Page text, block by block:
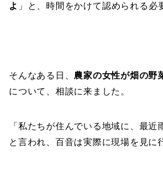
よ 」と、時間をかけて認められる必
そんなある日、 農家の女性が畑の野
について、相談に来ました。
「私たちが住んでいる地域に、最近
と言われ、百音は実際に現場を見に